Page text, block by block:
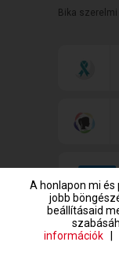
Bika
A honlapon mi
jobb
beállításaid
információk